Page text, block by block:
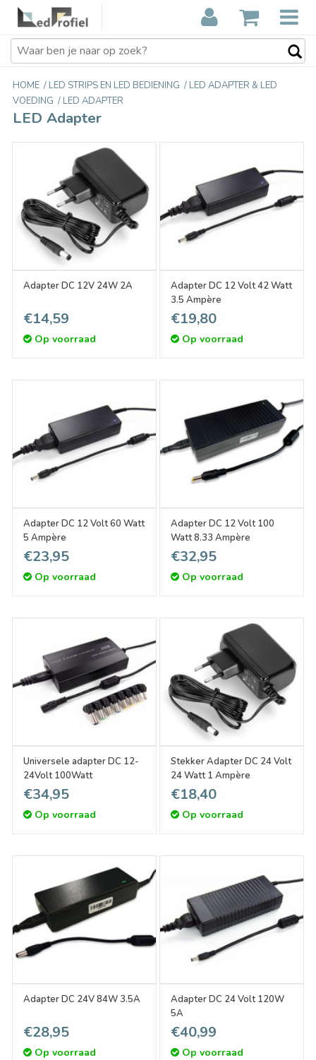
HOME / LED STRIPS EN LED BEDIENING / LED ADAPTER & LED
VOEDING / LED ADAPTER
LED Adapter
Adapter DC 12V 24W 2A
€14,59
Op voorraad
Adapter DC 12 Volt 42 Watt
3.5 Ampère
€19,80
Op voorraad
Adapter DC 12 Volt 60 Watt
5 Ampère
€23,95
Op voorraad
Adapter DC 12 Volt 100
Watt 8.33 Ampère
€32,95
Op voorraad
Universele adapter DC 12-
24Volt 100Watt
€34,95
Op voorraad
Stekker Adapter DC 24 Volt
24 Watt 1 Ampère
€18,40
Op voorraad
Adapter DC 24V 84W 3.5A
€28,95
Op voorraad
Adapter DC 24 Volt 120W
5A
€40,99
Op voorraad